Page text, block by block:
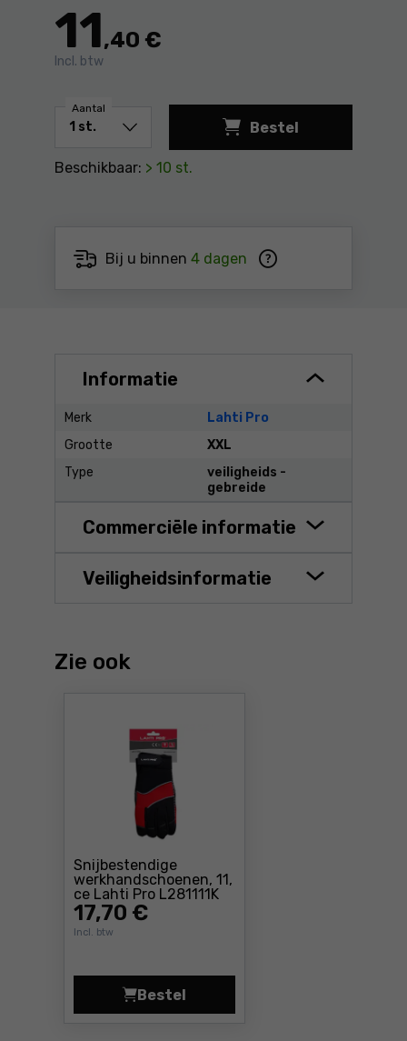
11,40 €
Incl. btw
Aantal
Bestel
Lashandschoenen,
Beschikbaar: > 10 st.
Bij u binnen 4 dagen
Informatie
Merk
Lahti Pro
Grootte
XXL
Type
veiligheids -
gebreide
Commerciële informatie
Veiligheidsinformatie
Zie ook
Snijbestendige
werkhandschoenen, 11,
ce Lahti Pro L281111KPrijs: 17 ,70 €
17,70 €
Incl. btw
Bestel
Snijbestendige